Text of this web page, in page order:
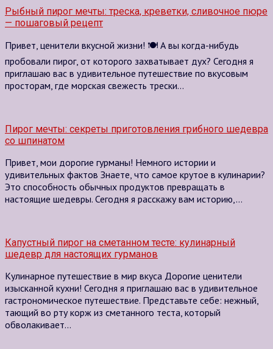
Рыбный пирог мечты: треска, креветки, сливочное пюре
— пошаговый рецепт
Привет, ценители вкусной жизни! 🍽️ А вы когда-нибудь
пробовали пирог, от которого захватывает дух? Сегодня я
приглашаю вас в удивительное путешествие по вкусовым
просторам, где морская свежесть трески…
Пирог мечты: секреты приготовления грибного шедевра
со шпинатом
Привет, мои дорогие гурманы! Немного истории и
удивительных фактов Знаете, что самое крутое в кулинарии?
Это способность обычных продуктов превращать в
настоящие шедевры. Сегодня я расскажу вам историю,…
Капустный пирог на сметанном тесте: кулинарный
шедевр для настоящих гурманов
Кулинарное путешествие в мир вкуса Дорогие ценители
изысканной кухни! Сегодня я приглашаю вас в удивительное
гастрономическое путешествие. Представьте себе: нежный,
тающий во рту корж из сметанного теста, который
обволакивает…